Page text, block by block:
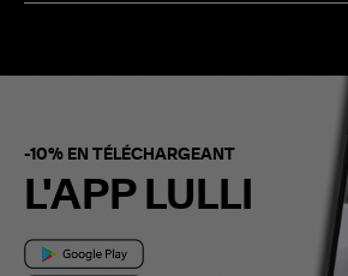
-10% EN TÉLÉCHARGEANT
L'APP LULLI